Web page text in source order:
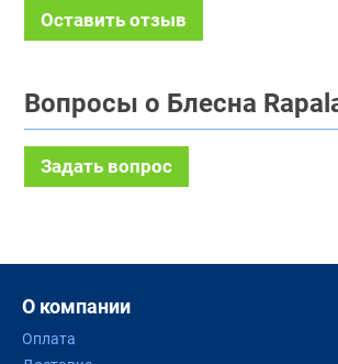
Оставить отзыв
Вопросы о Блесна
Задать вопрос
О компании
Оплата